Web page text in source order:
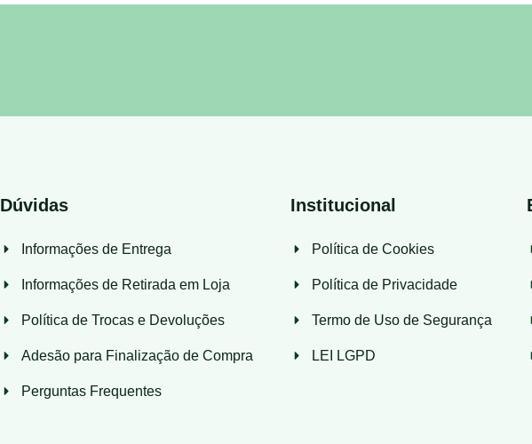
Dúvidas
Informações de Entrega
Informações de Retirada em Loja
Política de Trocas e Devoluções
Adesão para Finalização de Compra
Perguntas Frequentes
Institucional
Política de Cookies
Política de Privacidade
Termo de Uso de Segurança
LEI LGPD